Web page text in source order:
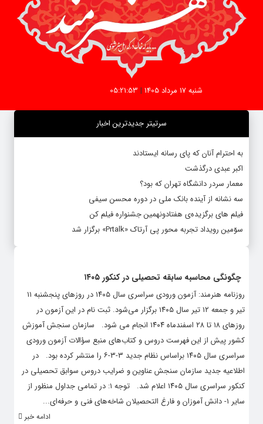
شنبه 17 مرداد 1405 |
05:21:53
سرتیتر جدیدترین اخبار
به احترام آنان که پای رسانه ایستادند
اکبر عبدی درگذشت
معمار سردر دانشگاه تهران که بود؟
سه نشانه از آینده بانک ملی در دوره محسن سیفی
فیلم های برگزیده‌ی هفتادونهمین جشنواره فیلم کن
سوّمین رویداد تجربه محور پی آرتاک «Prtalk» برگزار شد
چگونگی محاسبه سابقه تحصیلی در کنکور ۱۴۰۵
روزنامه هنرمند: آزمون ورودی سراسری سال ۱۴۰۵ در روزهای پنجشنبه ۱۱
تیر و جمعه ۱۲ تیر سال ۱۴۰۵ برگزار می‌شود. ثبت نام در این آزمون در
روزهای ۱۸ تا ۲۸ اسفندماه ۱۴۰۴ انجام می شود. سازمان سنجش آموزش
کشور پیش از این فهرست دروس و کتاب‌های منبع سؤالات آزمون ورودی
سراسری سال ۱۴۰۵ براساس نظام جدید ۳-۳-۶ را منتشر کرده بود. در
اطلاعیه جدید سازمان سنجش عناوین و ضرایب دروس سوابق تحصیلی در
کنکور سراسری سال ۱۴۰۵ اعلام شد. توجه ۱: در تمامی جداول منظور از
سایر ۱- دانش آموزان و فارغ التحصیلان شاخه‌های فنی و حرفه‌ای...
ادامه خبر